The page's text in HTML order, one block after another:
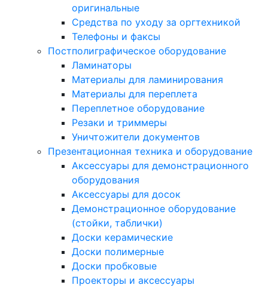
оригинальные
Средства по уходу за оргтехникой
Телефоны и факсы
Постполиграфическое оборудование
Ламинаторы
Материалы для ламинирования
Материалы для переплета
Переплетное оборудование
Резаки и триммеры
Уничтожители документов
Презентационная техника и оборудование
Аксессуары для демонстрационного
оборудования
Аксессуары для досок
Демонстрационное оборудование
(стойки, таблички)
Доски керамические
Доски полимерные
Доски пробковые
Проекторы и аксессуары